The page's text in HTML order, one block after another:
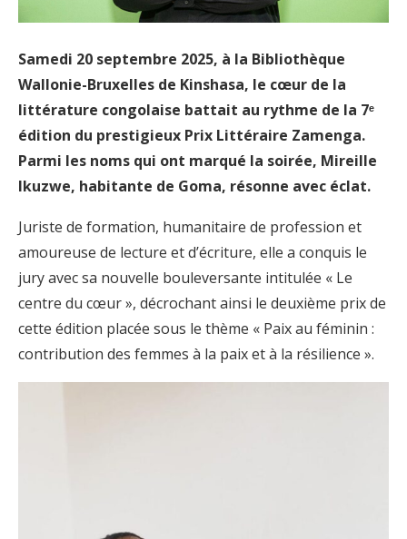
Samedi 20 septembre 2025, à la Bibliothèque
Wallonie-Bruxelles de Kinshasa, le cœur de la
littérature congolaise battait au rythme de la 7ᵉ
édition du prestigieux Prix Littéraire Zamenga.
Parmi les noms qui ont marqué la soirée, Mireille
Ikuzwe, habitante de Goma, résonne avec éclat.
Juriste de formation, humanitaire de profession et
amoureuse de lecture et d’écriture, elle a conquis le
jury avec sa nouvelle bouleversante intitulée « Le
centre du cœur », décrochant ainsi le deuxième prix de
cette édition placée sous le thème « Paix au féminin :
contribution des femmes à la paix et à la résilience ».